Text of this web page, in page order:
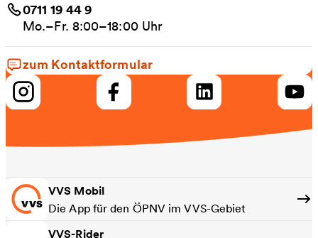
0711 19 44 9
Mo.–Fr. 8:00–18:00 Uhr
zum Kontaktformular
VVS Mobil
Die App für den ÖPNV im VVS-Gebiet
VVS-Rider